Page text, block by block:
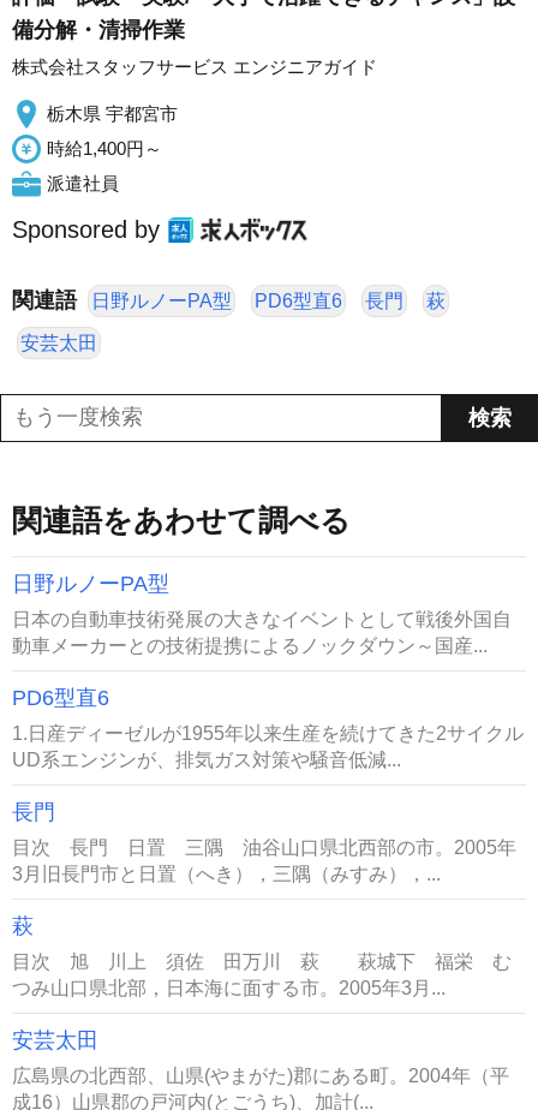
備分解・清掃作業
株式会社スタッフサービス エンジニアガイド
栃木県 宇都宮市
時給1,400円～
派遣社員
Sponsored by
関連語 日野ルノーPA型 PD6型直6 長門 萩
安芸太田
関連語をあわせて調べる
日野ルノーPA型
日本の自動車技術発展の大きなイベントとして戦後外国自
動車メーカーとの技術提携によるノックダウン～国産...
PD6型直6
1.日産ディーゼルが1955年以来生産を続けてきた2サイクル
UD系エンジンが、排気ガス対策や騒音低減...
長門
目次 長門 日置 三隅 油谷山口県北西部の市。2005年
3月旧長門市と日置（へき），三隅（みすみ），...
萩
目次 旭 川上 須佐 田万川 萩 萩城下 福栄 む
つみ山口県北部，日本海に面する市。2005年3月...
安芸太田
広島県の北西部、山県(やまがた)郡にある町。2004年（平
成16）山県郡の戸河内(とごうち)、加計(...